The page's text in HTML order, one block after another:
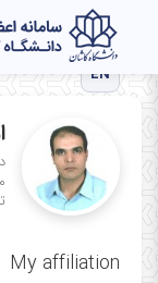
EN
My affiliation